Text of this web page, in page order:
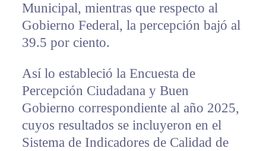
Municipal, mientras que respecto al
Gobierno Federal, la percepción bajó al
39.5 por ciento.
Así lo estableció la Encuesta de
Percepción Ciudadana y Buen
Gobierno correspondiente al año 2025,
cuyos resultados se incluyeron en el
Sistema de Indicadores de Calidad de